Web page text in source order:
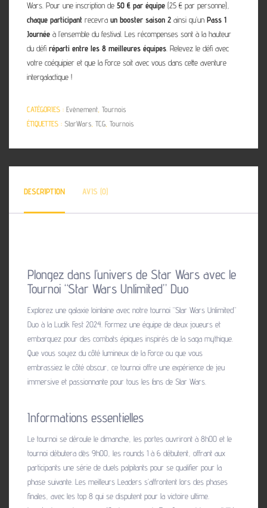
Wars. Pour une inscription de 50 € par équipe (25 € par personne),
chaque participant recevra un booster saison 2 ainsi qu’un Pass 1
Journée à l’ensemble du festival. Les récompenses sont à la hauteur
du défi réparti entre les 8 meilleures équipes . Relevez le défi avec
votre coéquipier et que la Force soit avec vous dans cette aventure
intergalactique !
CATÉGORIES : Evènement Tournois
ÉTIQUETTES : StarWars TCG Tournois
DESCRIPTION AVIS (0)
Plongez dans l’univers de Star Wars avec le
Tournoi “Star Wars Unlimited” Duo
Explorez une galaxie lointaine avec notre tournoi “Star Wars Unlimited”
Duo à la Ludik Fest 2024. Formez une équipe de deux joueurs et
embarquez pour des combats épiques inspirés de la saga mythique.
Que vous soyez du côté lumineux de la Force ou que vous
embrassiez le côté obscur, ce tournoi offre une expérience de jeu
immersive et passionnante pour tous les fans de Star Wars.
Informations essentielles
Le tournoi se déroule le dimanche, les portes ouvriront à 8h00 et le
tournoi débutera dès 9h00, les rounds 1 à 6 débutent, offrant aux
participants une série de duels palpitants pour se qualifier pour la
phase suivante. Les meilleurs Leaders s’affrontent lors des phases
finales, avec les top 8 qui se disputent pour la victoire ultime.